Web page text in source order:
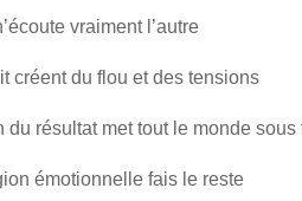
vraiment l’autre
créent du flou et des tensions
du résultat met tout le monde
émotionnelle fais le reste